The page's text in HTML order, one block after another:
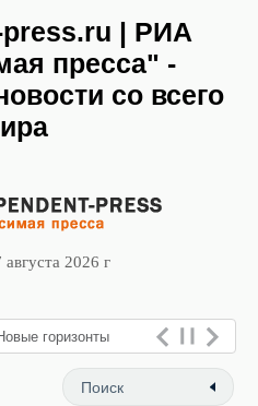
press.ru | РИА
пресса" -
со всего
2026 г
горизонты
в Москве